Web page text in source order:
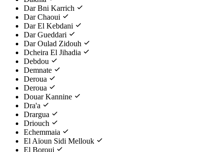
Dar Bni Karrich
Dar Chaoui
Dar El Kebdani
Dar Gueddari
Dar Oulad Zidouh
Dcheira El Jihadia
Debdou
Demnate
Deroua
Deroua
Douar Kannine
Dra'a
Drargua
Driouch
Echemmaia
El Aïoun Sidi Mellouk
El Borouj